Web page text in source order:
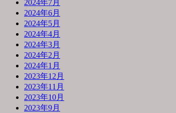
2024年7月
2024年6月
2024年5月
2024年4月
2024年3月
2024年2月
2024年1月
2023年12月
2023年11月
2023年10月
2023年9月